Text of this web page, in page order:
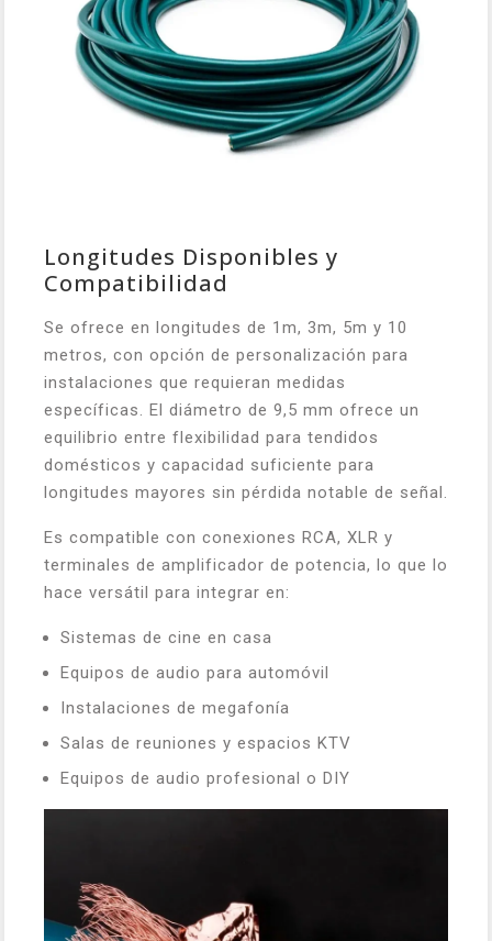
Longitudes Disponibles y
Compatibilidad
Se ofrece en longitudes de 1m, 3m, 5m y 10
metros, con opción de personalización para
instalaciones que requieran medidas
específicas. El diámetro de 9,5 mm ofrece un
equilibrio entre flexibilidad para tendidos
domésticos y capacidad suficiente para
longitudes mayores sin pérdida notable de señal.
Es compatible con conexiones RCA, XLR y
terminales de amplificador de potencia, lo que lo
hace versátil para integrar en:
Sistemas de cine en casa
Equipos de audio para automóvil
Instalaciones de megafonía
Salas de reuniones y espacios KTV
Equipos de audio profesional o DIY